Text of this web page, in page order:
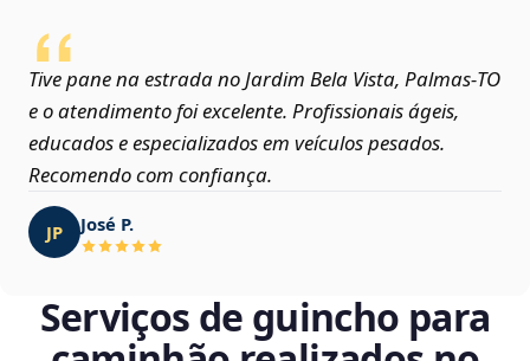
Tive pane na estrada no Jardim Bela Vista, Palmas‑TO
e o atendimento foi excelente. Profissionais ágeis,
educados e especializados em veículos pesados.
Recomendo com confiança.
JP José P.
Serviços de guincho para